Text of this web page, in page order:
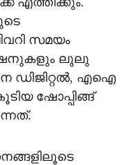
സമയം
ലുലു
ഡിജിറ്റൽ, എഐ
ഷോപ്പിങ്ങ്